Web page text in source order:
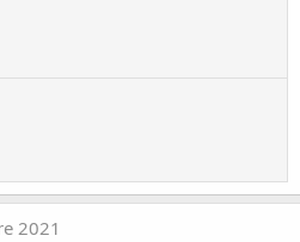
2021